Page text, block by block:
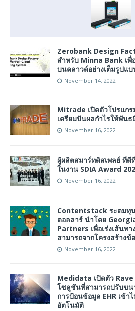
Zerobank Design
สำหรับ Minna Bank เพื่
บนคลาวด์อย่างเต็มรูปแบ
November 14, 2022
Mitrade เปิดตัวโปรแก
เตรียมปันผลกำไรให้พัน
November 16, 2022
ผู้ผลิตสมาร์ทดิสเพลย์ ที่
ในงาน SDIA Award
November 16, 2022
Contentstack ระดมทุ
ดอลลาร์ นำโดย
Partners เพื่อเร่งเส้นท
สามารถจากโครงสร้าง
November 16, 2022
Medidata เปิดตัว
โซลูชันที่สามารถปรับข
การป้อนข้อมูล EHR เข้า
อัตโนมัติ